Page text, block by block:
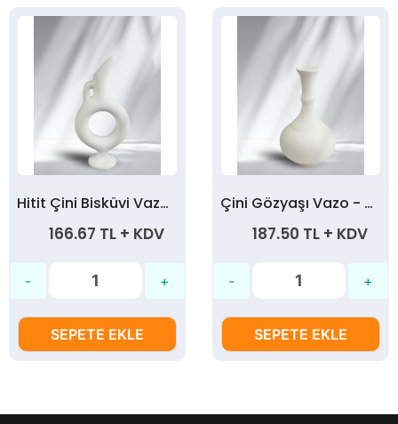
Hitit Çini Bisküvi Vazo - 20 cm
166.67 TL + KDV
SEPETE EKLE
Çini Gözyaşı Vazo - 20 cm
187.50 TL + KDV
SEPETE EKLE